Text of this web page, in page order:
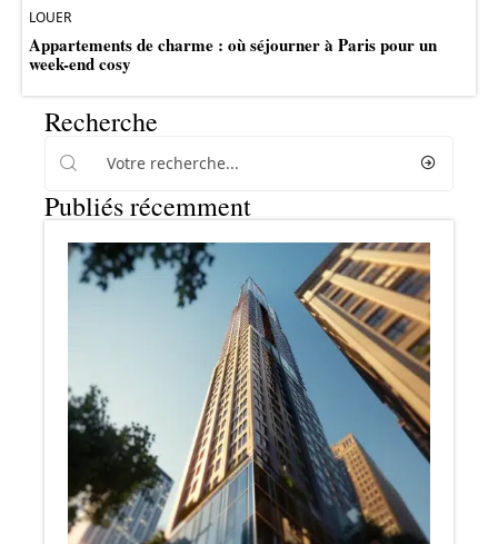
LOUER
Appartements de charme : où séjourner à Paris pour un
week-end cosy
Recherche
Publiés récemment